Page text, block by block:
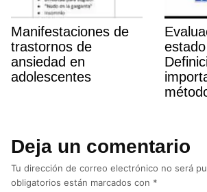
Manifestaciones de
trastornos de
ansiedad en
adolescentes
Deja un comentario
Tu dirección de correo electrónico no será
obligatorios están marcados con *